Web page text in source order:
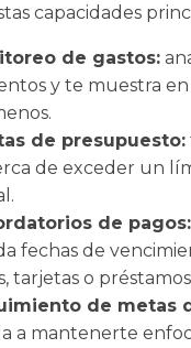
capacidades
de gastos:
y te muestra
de presupuesto:
de exceder un
de pagos:
fechas de
tarjetas o
de metas
a mantenerte